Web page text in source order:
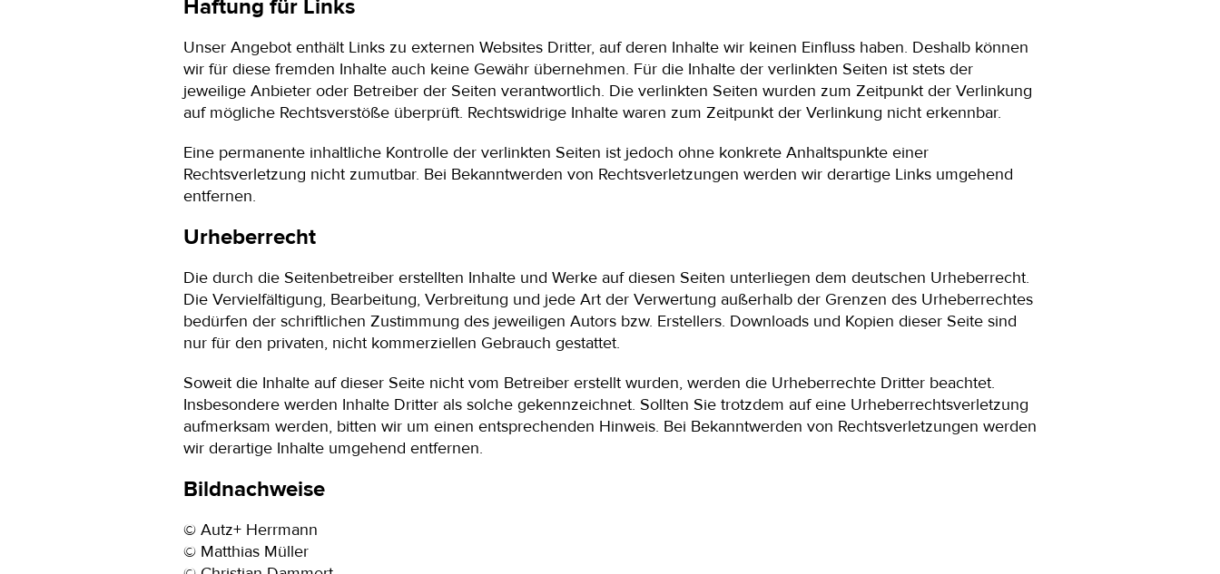
Haftung für Links
Unser Angebot enthält Links zu externen Websites Dritter, auf deren Inhalte wir keinen Einfluss haben. Deshalb können
wir für diese fremden Inhalte auch keine Gewähr übernehmen. Für die Inhalte der verlinkten Seiten ist stets der
jeweilige Anbieter oder Betreiber der Seiten verantwortlich. Die verlinkten Seiten wurden zum Zeitpunkt der Verlinkung
auf mögliche Rechtsverstöße überprüft. Rechtswidrige Inhalte waren zum Zeitpunkt der Verlinkung nicht erkennbar.
Eine permanente inhaltliche Kontrolle der verlinkten Seiten ist jedoch ohne konkrete Anhaltspunkte einer
Rechtsverletzung nicht zumutbar. Bei Bekanntwerden von Rechtsverletzungen werden wir derartige Links umgehend
entfernen.
Urheberrecht
Die durch die Seitenbetreiber erstellten Inhalte und Werke auf diesen Seiten unterliegen dem deutschen Urheberrecht.
Die Vervielfältigung, Bearbeitung, Verbreitung und jede Art der Verwertung außerhalb der Grenzen des Urheberrechtes
bedürfen der schriftlichen Zustimmung des jeweiligen Autors bzw. Erstellers. Downloads und Kopien dieser Seite sind
nur für den privaten, nicht kommerziellen Gebrauch gestattet.
Soweit die Inhalte auf dieser Seite nicht vom Betreiber erstellt wurden, werden die Urheberrechte Dritter beachtet.
Insbesondere werden Inhalte Dritter als solche gekennzeichnet. Sollten Sie trotzdem auf eine Urheberrechtsverletzung
aufmerksam werden, bitten wir um einen entsprechenden Hinweis. Bei Bekanntwerden von Rechtsverletzungen werden
wir derartige Inhalte umgehend entfernen.
Bildnachweise
©Autz+ Herrmann
© Matthias Müller